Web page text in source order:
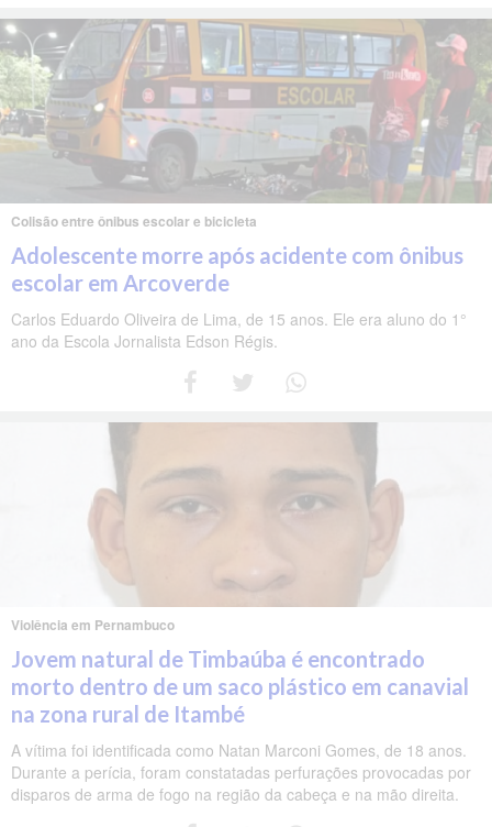
Colisão entre ônibus escolar e bicicleta
Adolescente morre após acidente com ônibus
escolar em Arcoverde
Carlos Eduardo Oliveira de Lima, de 15 anos. Ele era aluno do 1°
ano da Escola Jornalista Edson Régis.
Violência em Pernambuco
Jovem natural de Timbaúba é encontrado
morto dentro de um saco plástico em canavial
na zona rural de Itambé
A vítima foi identificada como Natan Marconi Gomes, de 18 anos.
Durante a perícia, foram constatadas perfurações provocadas por
disparos de arma de fogo na região da cabeça e na mão direita.